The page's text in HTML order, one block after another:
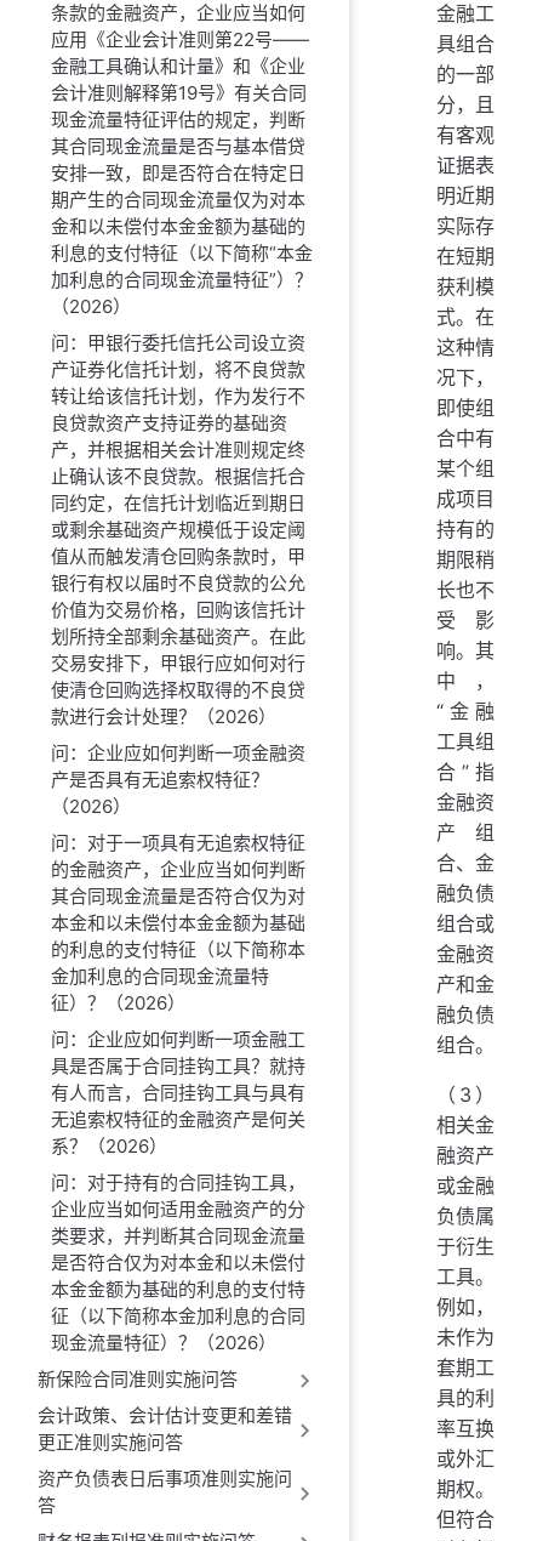
条款的金融资产，企业应当如何
应用《企业会计准则第22号——
金融工具确认和计量》和《企业
会计准则解释第19号》有关合同
现金流量特征评估的规定，判断
其合同现金流量是否与基本借贷
安排一致，即是否符合在特定日
期产生的合同现金流量仅为对本
金和以未偿付本金金额为基础的
利息的支付特征（以下简称“本金
加利息的合同现金流量特征”）？
（2026）
问：甲银行委托信托公司设立资
产证券化信托计划，将不良贷款
转让给该信托计划，作为发行不
良贷款资产支持证券的基础资
产，并根据相关会计准则规定终
止确认该不良贷款。根据信托合
同约定，在信托计划临近到期日
或剩余基础资产规模低于设定阈
值从而触发清仓回购条款时，甲
银行有权以届时不良贷款的公允
价值为交易价格，回购该信托计
划所持全部剩余基础资产。在此
交易安排下，甲银行应如何对行
使清仓回购选择权取得的不良贷
款进行会计处理？（2026）
问：企业应如何判断一项金融资
产是否具有无追索权特征？
（2026）
问：对于一项具有无追索权特征
的金融资产，企业应当如何判断
其合同现金流量是否符合仅为对
本金和以未偿付本金金额为基础
的利息的支付特征（以下简称本
金加利息的合同现金流量特
征）？（2026）
问：企业应如何判断一项金融工
具是否属于合同挂钩工具？就持
有人而言，合同挂钩工具与具有
无追索权特征的金融资产是何关
系？（2026）
问：对于持有的合同挂钩工具，
企业应当如何适用金融资产的分
类要求，并判断其合同现金流量
是否符合仅为对本金和以未偿付
本金金额为基础的利息的支付特
征（以下简称本金加利息的合同
现金流量特征）？（2026）
新保险合同准则实施问答
会计政策、会计估计变更和差错
更正准则实施问答
资产负债表日后事项准则实施问
答
金融工
具组合
的一部
分，且
有客观
证据表
明近期
实际存
在短期
获利模
式。在
这种情
况下，
即使组
合中有
某个组
成项目
持有的
期限稍
长也不
受影
响。其
中，
“金融
工具组
合”指
金融资
产组
合、金
融负债
组合或
金融资
产和金
融负债
组合。
（3）
相关金
融资产
或金融
负债属
于衍生
工具。
例如，
未作为
套期工
具的利
率互换
或外汇
期权。
但符合